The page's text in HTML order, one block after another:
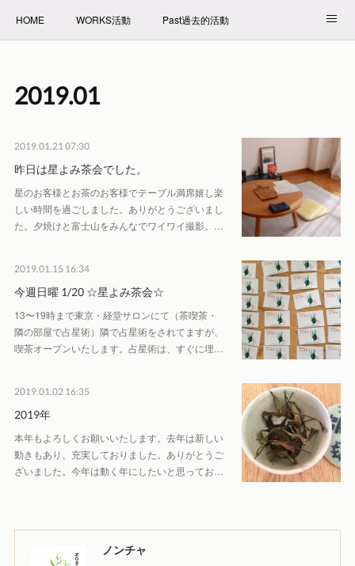
HOME WORKS活動 Past過去的活動
2019.01
2019.01.21 07:30
昨日は星よみ茶会でした。
星のお客様とお茶のお客様でテーブル満席嬉し楽
しい時間を過ごしました。ありがとうございまし
た。夕焼けと富士山をみんなでワイワイ撮影。…
2019.01.15 16:34
今週日曜 1/20 ☆星よみ茶会☆
13〜19時まで東京・経堂サロンにて（茶喫茶・
隣の部屋で占星術）隣で占星術をされてますが、
喫茶オープンいたします。占星術は、すぐに埋…
2019.01.02 16:35
2019年
本年もよろしくお願いいたします。去年は新しい
動きもあり、充実しておりました。ありがとうご
ざいました。今年は動く年にしたいと思ってお…
ノンチャ